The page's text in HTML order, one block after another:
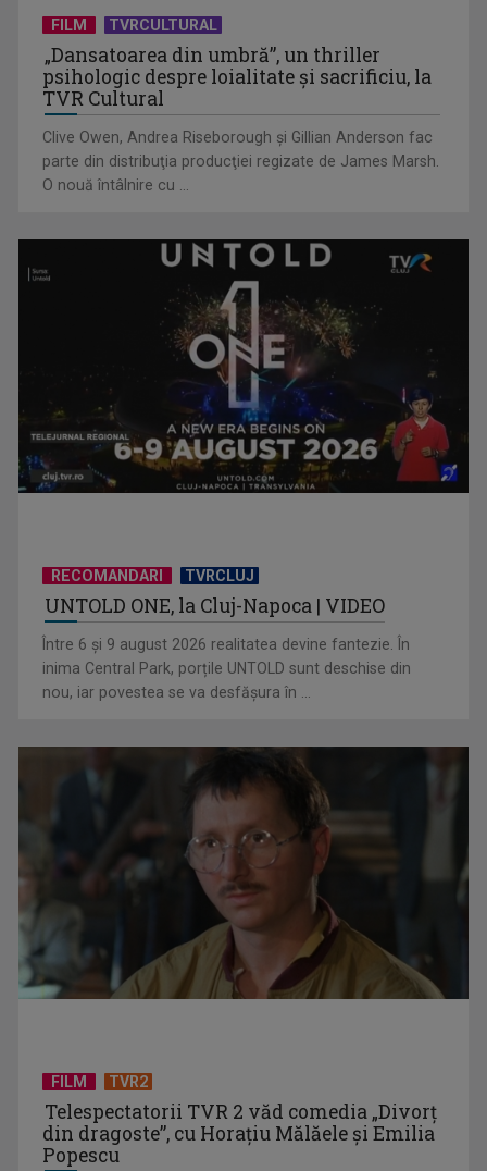
Florin Piersic, 90 de ani de poveste alături de unul dintre cei
mai iubiți ...
"Obiectiv comun": 167 de ani de la Unirea Principatelor
Române
„Televiziunea Română prezintă: Revelion 2026", la TVR 1,
FILM TVRCULTURAL
„Dansatoarea din umbră”, un thriller
psihologic despre loialitate și sacrificiu, la
TVR Cultural
Clive Owen, Andrea Riseborough şi Gillian Anderson fac
parte din distribuţia producţiei regizate de James Marsh.
O nouă întâlnire cu ...
RECOMANDARI TVRCLUJ
UNTOLD ONE, la Cluj-Napoca | VIDEO
Între 6 și 9 august 2026 realitatea devine fantezie. În
inima Central Park, porțile UNTOLD sunt deschise din
nou, iar povestea se va desfășura în ...
FILM TVR2
Telespectatorii TVR 2 văd comedia „Divorţ
din dragoste”, cu Horaţiu Mălăele şi Emilia
Popescu